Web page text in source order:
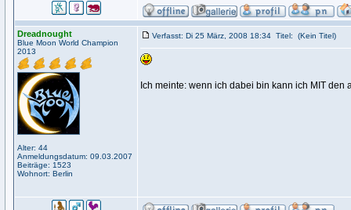
Dreadnought
Blue Moon World Champion
2013
Alter: 44
Anmeldungsdatum: 09.03.2007
Beiträge: 1523
Wohnort: Berlin
Verfasst: Di 25 März, 2008 18:34 Titel: (Kein Titel)
Ich meinte: wenn ich dabei bin kann ich MIT